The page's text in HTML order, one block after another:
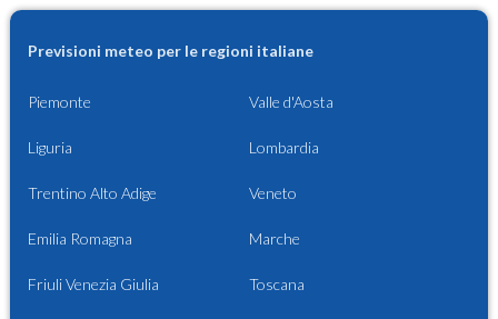
Previsioni meteo per le regioni italiane
Piemonte Valle d'Aosta
Liguria Lombardia
Trentino Alto Adige Veneto
Emilia Romagna Marche
Friuli Venezia Giulia Toscana